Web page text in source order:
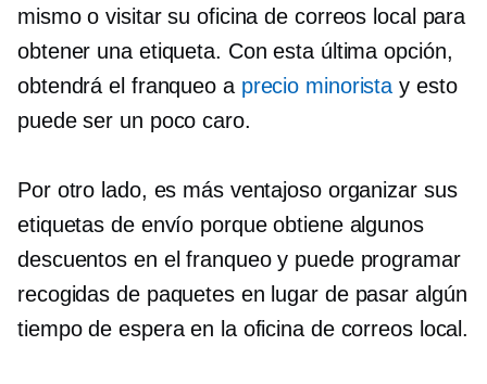
mismo o visitar su oficina de correos local para
obtener una etiqueta. Con esta última opción,
obtendrá el franqueo a precio minorista y esto
puede ser un poco caro.
Por otro lado, es más ventajoso organizar sus
etiquetas de envío porque obtiene algunos
descuentos en el franqueo y puede programar
recogidas de paquetes en lugar de pasar algún
tiempo de espera en la oficina de correos local.